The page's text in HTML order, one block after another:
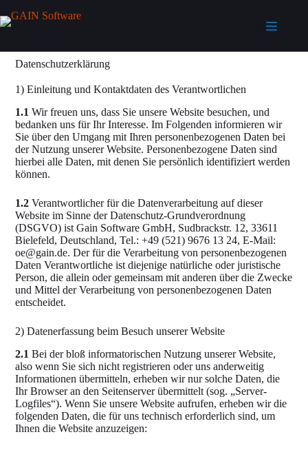
Menü
Datenschutzerklärung
1) Einleitung und Kontaktdaten des Verantwortlichen
1.1 Wir freuen uns, dass Sie unsere Website besuchen, und
bedanken uns für Ihr Interesse. Im Folgenden informieren wir
Sie über den Umgang mit Ihren personenbezogenen Daten bei
der Nutzung unserer Website. Personenbezogene Daten sind
hierbei alle Daten, mit denen Sie persönlich identifiziert werden
können.
1.2 Verantwortlicher für die Datenverarbeitung auf dieser
Website im Sinne der Datenschutz-Grundverordnung
(DSGVO) ist Gain Software GmbH, Sudbrackstr. 12, 33611
Bielefeld, Deutschland, Tel.: +49 (521) 9676 13 24, E-Mail:
oe@gain.de. Der für die Verarbeitung von personenbezogenen
Daten Verantwortliche ist diejenige natürliche oder juristische
Person, die allein oder gemeinsam mit anderen über die Zwecke
und Mittel der Verarbeitung von personenbezogenen Daten
entscheidet.
2) Datenerfassung beim Besuch unserer Website
2.1 Bei der bloß informatorischen Nutzung unserer Website,
also wenn Sie sich nicht registrieren oder uns anderweitig
Informationen übermitteln, erheben wir nur solche Daten, die
Ihr Browser an den Seitenserver übermittelt (sog. „Server-
Logfiles“). Wenn Sie unsere Website aufrufen, erheben wir die
folgenden Daten, die für uns technisch erforderlich sind, um
Ihnen die Website anzuzeigen: